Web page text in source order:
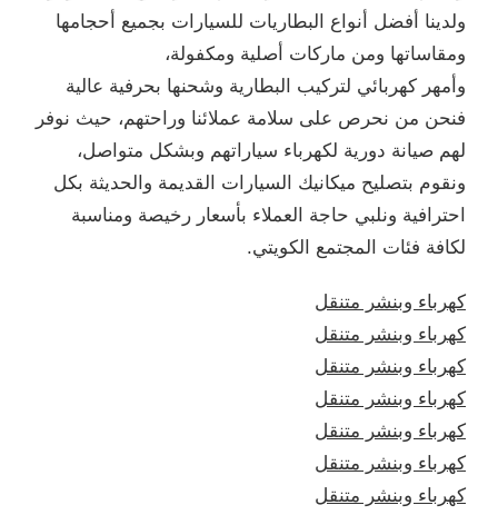
ولدينا أفضل أنواع البطاريات للسيارات بجميع أحجامها
ومقاساتها ومن ماركات أصلية ومكفولة،
وأمهر كهربائي لتركيب البطارية وشحنها بحرفية عالية
فنحن من نحرص على سلامة عملائنا وراحتهم، حيث نوفر
لهم صيانة دورية لكهرباء سياراتهم وبشكل متواصل،
ونقوم بتصليح ميكانيك السيارات القديمة والحديثة بكل
احترافية ونلبي حاجة العملاء بأسعار رخيصة ومناسبة
لكافة فئات المجتمع الكويتي.
كهرباء وبنشر متنقل
كهرباء وبنشر متنقل
كهرباء وبنشر متنقل
كهرباء وبنشر متنقل
كهرباء وبنشر متنقل
كهرباء وبنشر متنقل
كهرباء وبنشر متنقل